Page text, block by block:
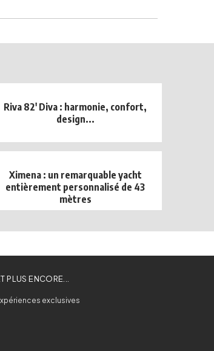
Riva 82' Diva : harmonie, confort,
design...
Ximena : un remarquable yacht
entièrement personnalisé de 43
mètres
PLUS ENCORE...
exclusives